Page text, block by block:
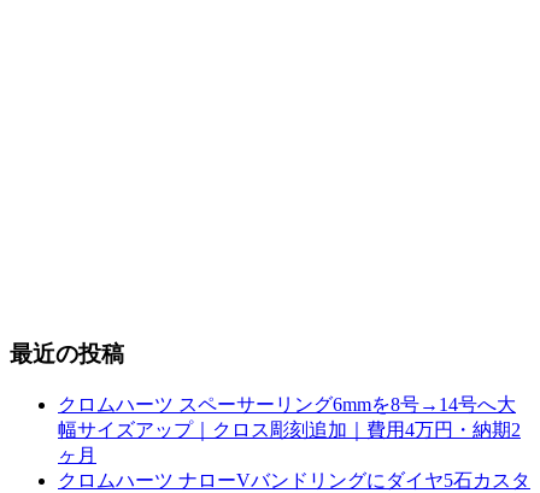
最近の投稿
クロムハーツ スペーサーリング6mmを8号→14号へ大
幅サイズアップ｜クロス彫刻追加｜費用4万円・納期2
ヶ月
クロムハーツ ナローVバンドリングにダイヤ5石カスタ